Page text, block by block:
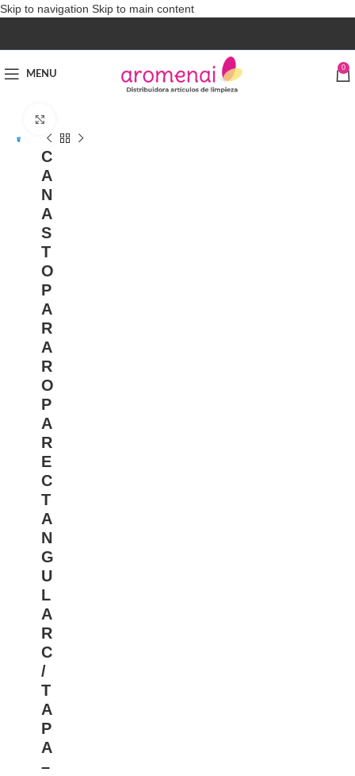
Skip to navigation Skip to main content
MENU
0
C
A
N
A
S
T
O
P
A
R
A
R
O
P
A
R
E
C
T
A
N
G
U
L
A
R
C
/
T
A
P
A
–